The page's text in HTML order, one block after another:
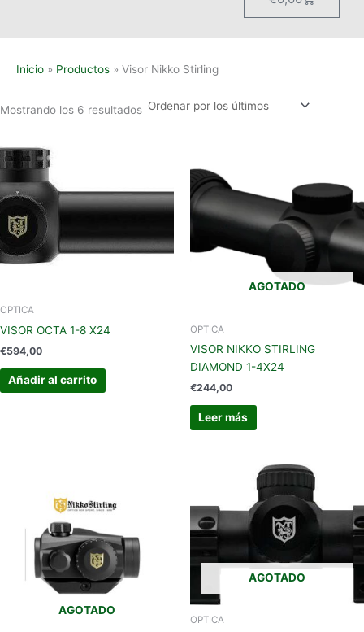
Inicio Productos Visor Nikko Stirling
Mostrando los 6 resultados
OPTICA
VISOR OCTA 1-8 X24
€594,00
Añadir al carrito
AGOTADO
OPTICA
VISOR NIKKO STIRLING
DIAMOND 1-4X24
€244,00
Leer más
AGOTADO
AGOTADO
OPTICA